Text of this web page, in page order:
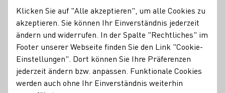
Perlwein / Secco Sekt Wein
Mitgliedschaften
Generation Riesling
Kontakt
Klicken Sie auf "Alle akzeptieren", um alle Cookies zu
akzeptieren. Sie können Ihr Einverständnis jederzeit
ändern und widerrufen. In der Spalte "Rechtliches" im
Footer unserer Webseite finden Sie den Link "Cookie-
Einstellungen". Dort können Sie Ihre Präferenzen
jederzeit ändern bzw. anpassen. Funktionale Cookies
werden auch ohne Ihr Einverständnis weiterhin